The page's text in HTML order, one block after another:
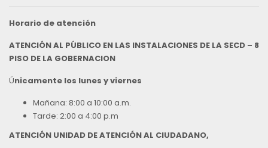
Horario de atención
ATENCIÓN AL PÚBLICO EN LAS INSTALACIONES DE LA SECD – 8
PISO DE LA GOBERNACION
Únicamente los lunes y viernes
Mañana: 8:00 a 10:00 a.m.
Tarde: 2:00 a 4:00 p.m
ATENCIÓN UNIDAD DE ATENCIÓN AL CIUDADANO,